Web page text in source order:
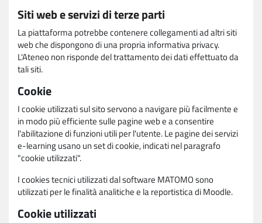
Siti web e servizi di terze parti
La piattaforma potrebbe contenere collegamenti ad altri siti
web che dispongono di una propria informativa privacy.
L'Ateneo non risponde del trattamento dei dati effettuato da
tali siti.
Cookie
I cookie utilizzati sul sito servono a navigare più facilmente e
in modo più efficiente sulle pagine web e a consentire
l'abilitazione di funzioni utili per l'utente. Le pagine dei servizi
e-learning usano un set di cookie, indicati nel paragrafo
"cookie utilizzati".
I cookies tecnici utilizzati dal software MATOMO sono
utilizzati per le finalità analitiche e la reportistica di Moodle.
Cookie utilizzati